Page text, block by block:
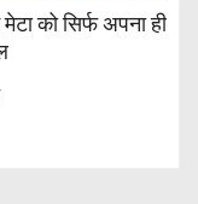
को सिर्फ अपना ही